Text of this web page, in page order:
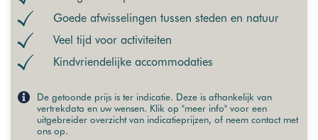
Goede afwisselingen tussen steden en natuur
Veel tijd voor activiteiten
Kindvriendelijke accommodaties
De getoonde prijs is ter indicatie. Deze is afhankelijk van
vertrekdata en uw wensen. Klik op "meer info" voor een
uitgebreider overzicht van indicatieprijzen, of neem contact met
ons op.